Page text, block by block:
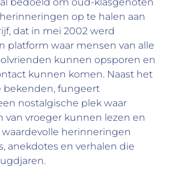
bedoeld om oud-klasgenoten
op te halen aan
dat in mei 2002 werd
platform waar mensen van alle
kunnen opsporen en
kunnen komen. Naast het
bekenden, fungeert
nostalgische plek waar
van vroeger kunnen lezen en
herinneringen
anekdotes en verhalen die